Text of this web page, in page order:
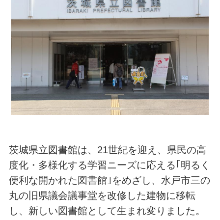
茨城県立図書館は、21世紀を迎え、県民の高
度化・多様化する学習ニーズに応える｢明るく
便利な開かれた図書館｣をめざし、水戸市三の
丸の旧県議会議事堂を改修した建物に移転
し、新しい図書館として生まれ変りました。